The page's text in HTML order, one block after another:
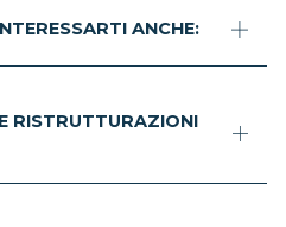
ANCHE:
RISTRUTTURAZIONI